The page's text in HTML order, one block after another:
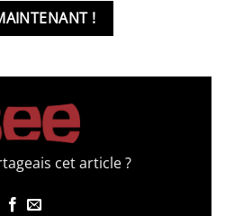
!
cet article ?